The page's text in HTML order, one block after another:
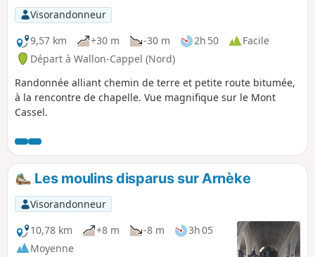
Visorandonneur
9,57 km
+30 m -30 m 2h 50
Facile
Départ à Wallon-Cappel (Nord)
Randonnée alliant chemin de terre et petite route bitumée,
à la rencontre de chapelle. Vue magnifique sur le Mont
Cassel.
Les moulins disparus sur Arnèke
Visorandonneur
10,78 km
+8 m -8 m
3h 05
Moyenne